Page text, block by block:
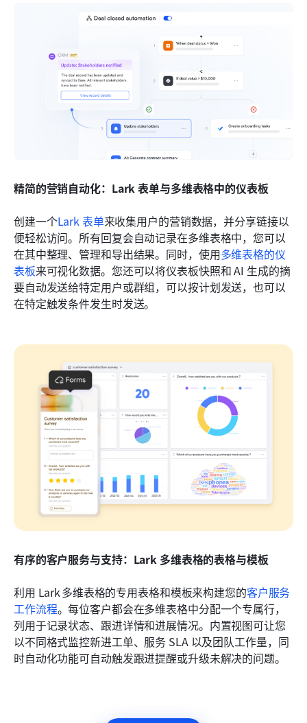
精简的营销自动化：Lark 表单与多维表格中的仪表板
创建一个Lark 表单来收集用户的营销数据，并分享链接以
便轻松访问。所有回复会自动记录在多维表格中，您可以
在其中整理、管理和导出结果。同时，使用多维表格的仪
表板来可视化数据。您还可以将仪表板快照和 AI 生成的摘
要自动发送给特定用户或群组，可以按计划发送，也可以
在特定触发条件发生时发送。
有序的客户服务与支持：Lark 多维表格的表格与模板
利用 Lark 多维表格的专用表格和模板来构建您的客户服务
工作流程。每位客户都会在多维表格中分配一个专属行，
列用于记录状态、跟进详情和进展情况。内置视图可让您
以不同格式监控新进工单、服务 SLA 以及团队工作量，同
时自动化功能可自动触发跟进提醒或升级未解决的问题。